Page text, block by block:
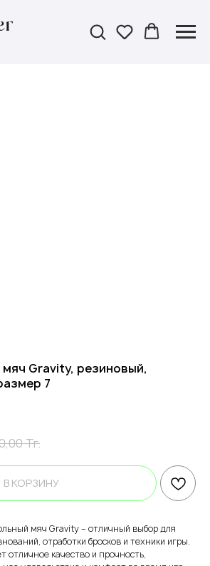
Gravity, резиновый,
7
Тг.
В КОРЗИНУ
мяч Gravity – отличный выбор для
отработки бросков и техники игры.
отличное качество и прочность,